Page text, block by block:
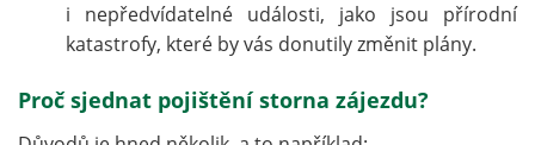
i nepředvídatelné události, jako jsou přírodní
katastrofy, které by vás donutily změnit plány.
Proč sjednat pojištění storna zájezdu?